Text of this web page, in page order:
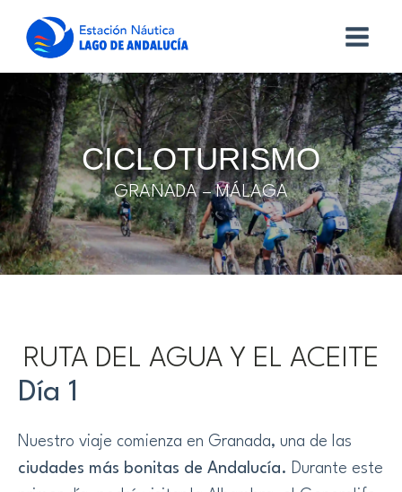
CICLOTURISMO
GRANADA – MÁLAGA
RUTA DEL AGUA Y EL ACEITE
Día 1
Nuestro viaje comienza en Granada, una de las
ciudades más bonitas de Andalucía. Durante este